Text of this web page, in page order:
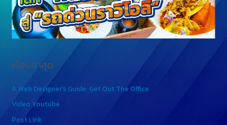
เรื่องล่าสุด
A Web Designer’s Guide: Get Out The Office
Video Youtube
Post Link